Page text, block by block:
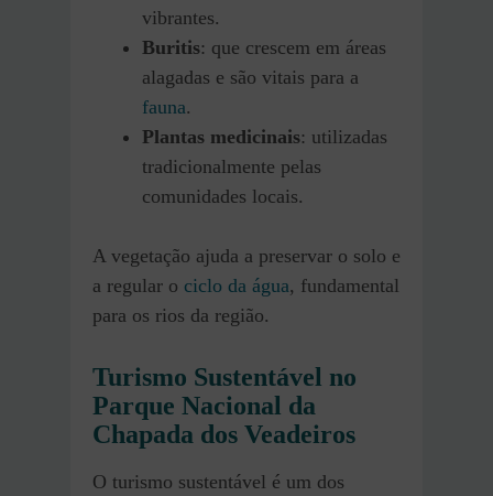
vibrantes.
Buritis: que crescem em áreas
alagadas e são vitais para a
fauna.
Plantas medicinais: utilizadas
tradicionalmente pelas
comunidades locais.
A vegetação ajuda a preservar o solo e
a regular o ciclo da água, fundamental
para os rios da região.
Turismo Sustentável no
Parque Nacional da
Chapada dos Veadeiros
O turismo sustentável é um dos